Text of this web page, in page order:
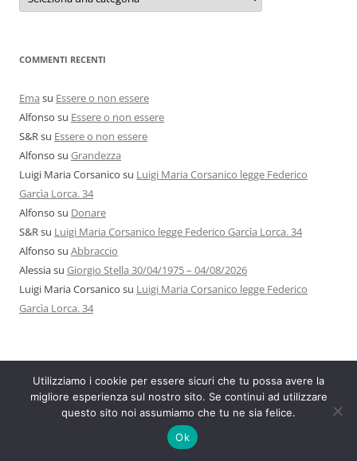
autori
COMMENTI RECENTI
Ema su Essere o non essere
Alfonso su Essere o non essere
S&Rsu Essere o non essere
Alfonso su Grandezza
Luigi Maria Corsanico su Luigi Maria Corsanico legge Federico
Garcìa Lorca. 34
Alfonso su Donare
S&Rsu Luigi Maria Corsanico legge Federico Garcìa Lorca. 34
Alfonso su Abbraccio
Alessiasu Giorgio Stella 30/04/1975 – 04/08/2026
Luigi Maria Corsanico su Luigi Maria Corsanico legge Federico
Garcìa Lorca. 34
Agosto 2026
Luglio 2026
Utilizziamo i cookie per essere sicuri che tu possa avere la
migliore esperienza sul nostro sito. Se continui ad utilizzare
questo sito noi assumiamo che tu ne sia felice.
Ok